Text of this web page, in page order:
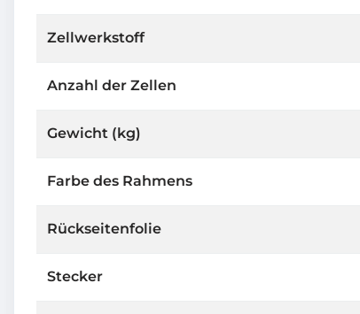
Zellwerkstoff
Anzahl der Zellen
Gewicht (kg)
Farbe des Rahmens
Rückseitenfolie
Stecker